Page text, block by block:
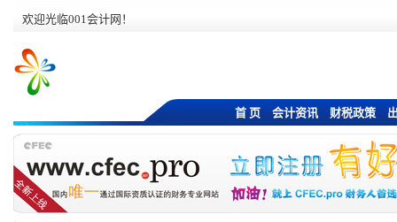
欢迎光临001会计网！
首 页 会计资讯 财税政策